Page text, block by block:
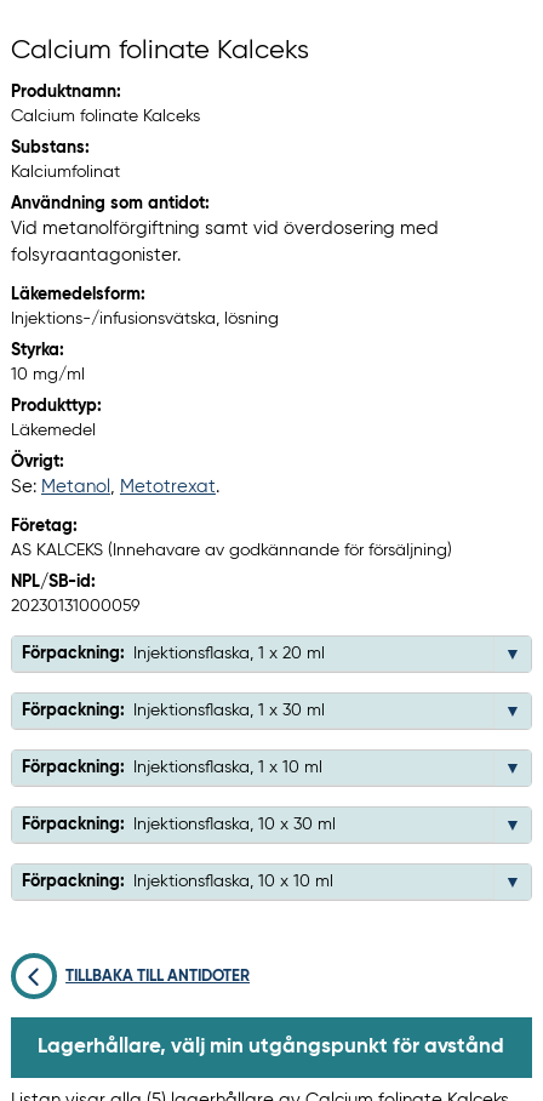
Calcium folinate Kalceks
Produktnamn:
Calcium folinate Kalceks
Substans:
Kalciumfolinat
Användning som antidot:
Vid metanolförgiftning samt vid överdosering med
folsyraantagonister.
Läkemedelsform:
Injektions-/infusionsvätska, lösning
Styrka:
10 mg/ml
Produkttyp:
Läkemedel
Övrigt:
Se: Metanol , Metotrexat.
Företag:
AS KALCEKS (Innehavare av godkännande för försäljning)
NPL/SB-id:
20230131000059
Förpackning: Injektionsflaska, 1 x 20 ml
Förpackning: Injektionsflaska, 1 x 30 ml
Förpackning: Injektionsflaska, 1 x 10 ml
Förpackning: Injektionsflaska, 10 x 30 ml
Förpackning: Injektionsflaska, 10 x 10 ml
TILLBAKA TILL ANTIDOTER
Lagerhållare, välj min utgångspunkt för avstånd